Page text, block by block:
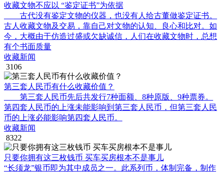
收藏文物不应以 “鉴定证书”为依据
古代没有鉴定文物的仪器，也没有人给古董做鉴定证书。
古人收藏文物及交易，靠自己对文物的认知、良心和比对。如
今，大概由于仿造过盛或欠缺诚信，人们在收藏文物时，总想
有个书面质量
收藏新闻
3106
第三套人民币有什么收藏价值？
第三套人民币先后共发行7种面额、8种原版、9种票券。
第四套人民币的上涨未能影响到第三套人民币，但第三套人民
币的上涨必能影响第四套人民币。
收藏新闻
8322
只要你拥有这三枚钱币 买车买房根本不是事儿
“长须龙”银币即为其中成员之一。此系列币，体制完备，制作